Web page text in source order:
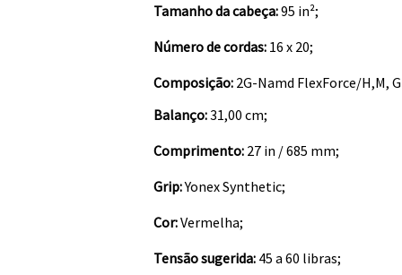
Tamanho da cabeça:95 in²;
Número de cordas:16 x 20;
Composição:2G-Namd FlexForce/H,M,
Balanço:31,00 cm;
Comprimento:27 in / 685 mm;
Grip:Yonex Synthetic;
Cor:Vermelha;
Tensão sugerida:45 a 60 libras;